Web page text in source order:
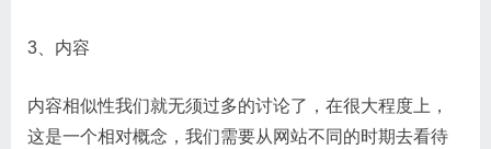
3、内容
内容相似性我们就无须过多的讨论了，在很大程度上，
这是一个相对概念，我们需要从网站不同的时期去看待